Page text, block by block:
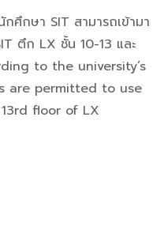
ศึกษา SIT สามารถเข้ามา
ตึก LX ชั้น 10-13 และ
to the university’s
are permitted to use
floor of LX